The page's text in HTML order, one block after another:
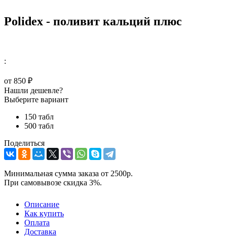
Polidex - поливит кальций плюс
:
от 850 ₽
Нашли дешевле?
Выберите вариант
150 табл
500 табл
Поделиться
Минимальная сумма заказа от 2500р.
При самовывозе скидка 3%.
Описание
Как купить
Оплата
Доставка